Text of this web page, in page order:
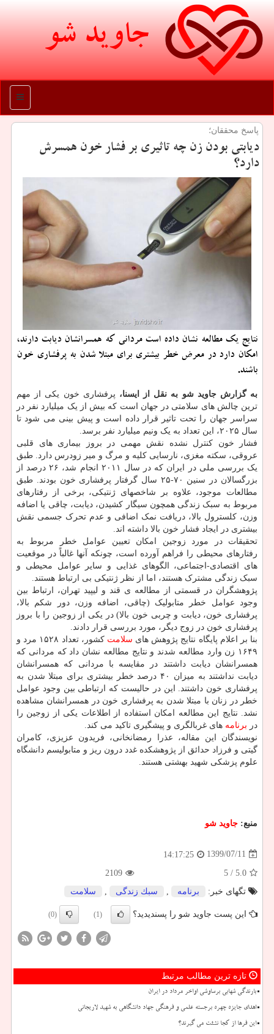
جاوید شو
منو
پاسخ محققان؛
دیابتی بودن زن چه تاثیری بر فشار خون همسرش
دارد؟
نتایج یك مطالعه نشان داده است مردانی كه همسرانشان دیابت دارند،
امكان دارد در معرض خطر بیشتری برای مبتلا شدن به پرفشاری خون
باشند.
به گزارش جاوید شو به نقل از ایسنا، پرفشاری خون یکی از مهم
ترین چالش های سلامتی در جهان است که بیش از یک میلیارد نفر در
سراسر جهان را تحت تاثیر قرار داده است و پیش بینی می شود تا
سال ۲۰۲۵، این تعداد به یک ونیم میلیارد نفر برسد.
فشار خون کنترل نشده نقش مهمی در بروز بیماری های قلبی
عروقی، سکته مغزی، نارسایی کلیه و مرگ و میر زودرس دارد. طبق
یک بررسی ملی در ایران که در سال ۲۰۱۱ انجام شد، ۲۶ درصد ​​از
بزرگسالان در سنین ۷۰-۲۵ سال گرفتار پرفشاری خون بودند. طبق
مطالعات موجود، علاوه بر شاخصهای ژنتیکی، برخی از رفتارهای
مربوط به سبک زندگی همچون سیگار کشیدن، دیابت، چاقی یا اضافه
وزن، کلسترول بالا، دریافت نمک اضافی و عدم تحرک جسمی نقش
بیشتری در ایجاد فشار خون بالا داشته اند.
تحقیقات در مورد زوجین امکان تعیین عوامل خطر مربوط به
رفتارهای محیطی را فراهم آورده است، چونکه آنها غالباً در موقعیت
های اقتصادی-اجتماعی، الگوهای غذایی و سایر عوامل محیطی و
سبک زندگی مشترک هستند، اما از نظر ژنتیکی بی ارتباط هستند.
پژوهشگران در قسمتی از مطالعه ی قند و لیپید تهران، ارتباط بین
وجود عوامل خطر متابولیک (چاقی، اضافه وزن، دور شکم بالا،
پرفشاری خون، دیابت و چربی خون بالا) در یکی از زوجین را با بروز
پرفشاری خون در زوج دیگر، مورد بررسی قرار دادند.
بنا بر اعلام پایگاه نتایج پژوهش های سلامت
کشور، تعداد ۱۵۲۸ مرد و
۱۶۴۹ زن وارد مطالعه شدند و نتایج مطالعه نشان داد که مردانی که
همسرانشان دیابت داشتند در مقایسه با مردانی که همسرانشان
دیابت نداشتند به میزان ۴۰ درصد خطر بیشتری برای مبتلا شدن به
پرفشاری خون داشتند. این در حالیست که ارتباطی بین وجود عوامل
خطر در زنان با مبتلا شدن به پرفشاری خون در همسرانشان مشاهده
نشد. نتایج این مطالعه امکان استفاده از اطلاعات یکی از زوجین را
در برنامه های غربالگری و پیشگیری تاکید می کند.
نویسندگان این مقاله، عذرا رمضانخانی، فریدون عزیزی، کامران
گیتی و فرزاد حدائق از پژوهشکده غدد درون ریز و متابولیسم دانشگاه
علوم پزشکی شهید بهشتی هستند.
منبع: جاوید شو
1399/07/11
14:17:25
5.0
/ 5
2109
تگهای خبر:
برنامه سبك زندگی سلامت
این پست جاوید شو را پسندیدید؟ (1)
(0)
تازه ترین مطالب مرتبط
بارندگی شهابی برساوشی اواخر مرداد در ایران
اهدای جایزه چهره برجسته علمی و فرهنگی جهاد دانشگاهی به شهید لاریجانی
این فرها از کجا نشئت می گیرند؟